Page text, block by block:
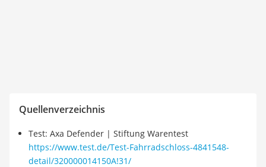
Quellenverzeichnis
Test: Axa Defender | Stiftung Warentest
https://www.test.de/Test-Fahrradschloss-4841548-
detail/320000014150A!31/